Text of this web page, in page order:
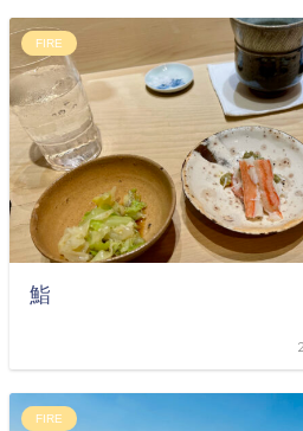
FIRE
鮨
FIRE